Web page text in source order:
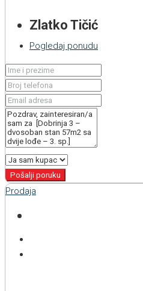
Zlatko Tičić
Pogledaj ponudu
Pošalji poruku
Prodaja